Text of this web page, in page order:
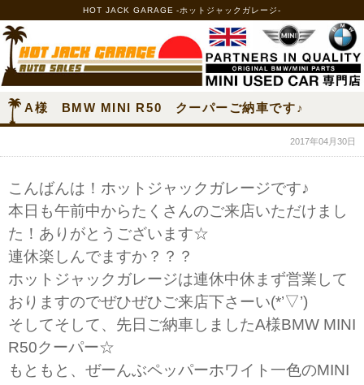
HOT JACK GARAGE -ホットジャックガレージ-
A様 BMW MINI R50 クーパーご納車です♪
2017年04月30日
こんばんは！ホットジャックガレージです♪
本日も午前中からたくさんのご来店いただけまし
た！ありがとうございます☆
連休楽しんでますか？？？
ホットジャックガレージは連休中休まず営業して
おりますのでぜひぜひご来店下さーい(*’▽’)
そしてそして、先日ご納車しましたA様BMW MINI
R50クーパー☆
もともと、ぜーんぶペッパーホワイト一色のMINI